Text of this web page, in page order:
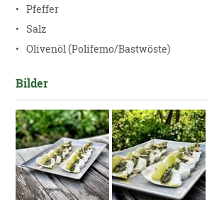
Pfeffer
Salz
Olivenöl (Polifemo/Bastwöste)
Bilder